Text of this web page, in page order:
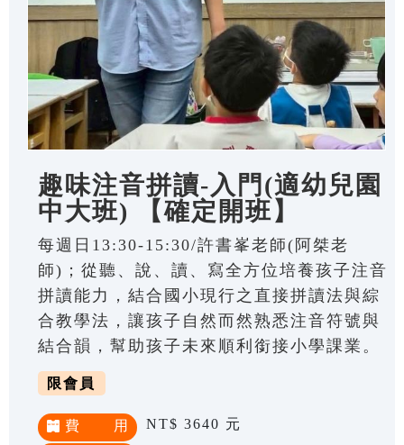
趣味注音拼讀-入門(適幼兒園
中大班) 【確定開班】
每週日13:30-15:30/許書峯老師(阿桀老
師)；從聽、說、讀、寫全方位培養孩子注音
拼讀能力，結合國小現行之直接拼讀法與綜
合教學法，讓孩子自然而然熟悉注音符號與
結合韻，幫助孩子未來順利銜接小學課業。
限會員
費 用 NT$ 3640 元